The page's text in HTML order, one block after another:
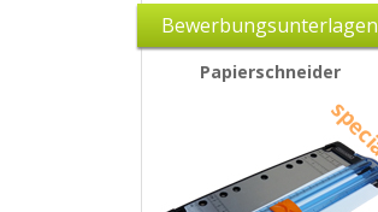
Bewerbungsunterlagen
Papierschneider